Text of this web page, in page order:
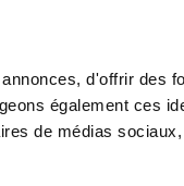
d'offrir des
également ces
de médias